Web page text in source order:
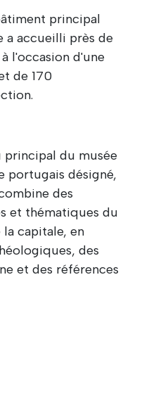
principal
a accueilli près de
l'occasion d'une
de 170
principal du musée
portugais désigné,
des
et thématiques du
capitale, en
des
et des références